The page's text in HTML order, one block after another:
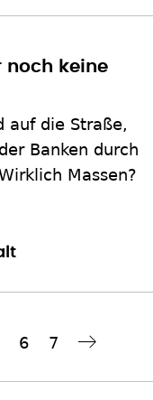
noch keine
auf die Straße,
Banken durch
Massen?
Seite
6 Seite
7